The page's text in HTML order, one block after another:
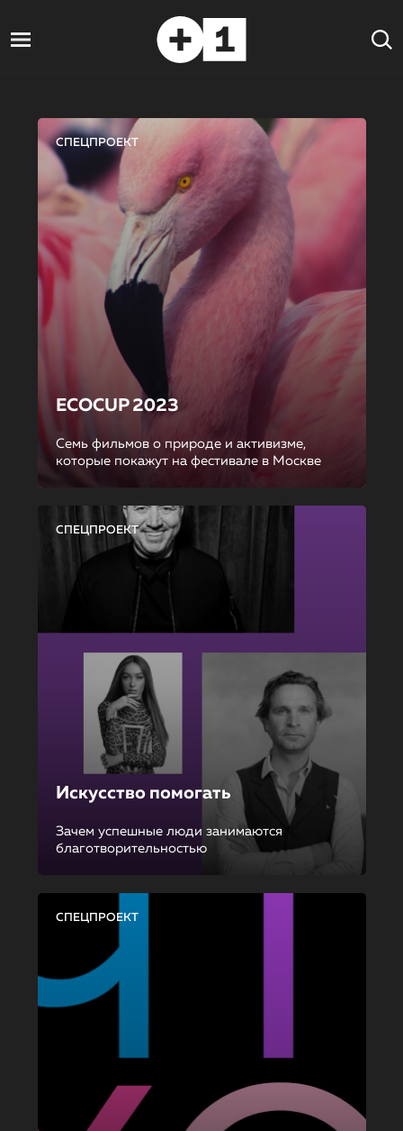
СПЕЦПРОЕКТ
ECOCUP 2023
Семь фильмов о природе и активизме,
которые покажут на фестивале в Москве
СПЕЦПРОЕКТ
Искусство помогать
Зачем успешные люди занимаются
благотворительностью
СПЕЦПРОЕКТ